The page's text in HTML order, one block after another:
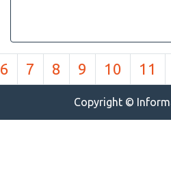
6 7 8 9 10 11
Copyright ©